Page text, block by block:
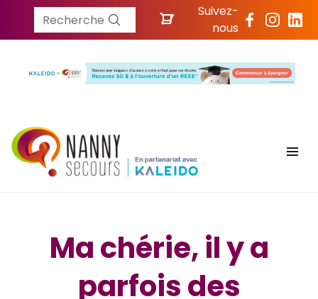
Recherche
Suivez-
nous
Ma chérie, il y a
parfois des